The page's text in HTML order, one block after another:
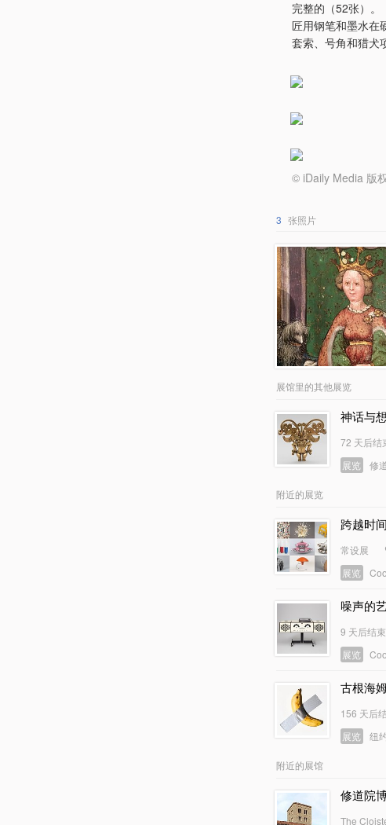
完整的（52张）
匠用钢笔和墨水在
套索、号角和猎犬
© iDaily Media 版
3 张照片
展馆里的其他展览
神话与
72 天后结
展览
修
附近的展览
跨越时
常设展
展览
噪声的
9 天后结束
展览
古根海
156 天后
展览
纽
附近的展馆
修道院
The